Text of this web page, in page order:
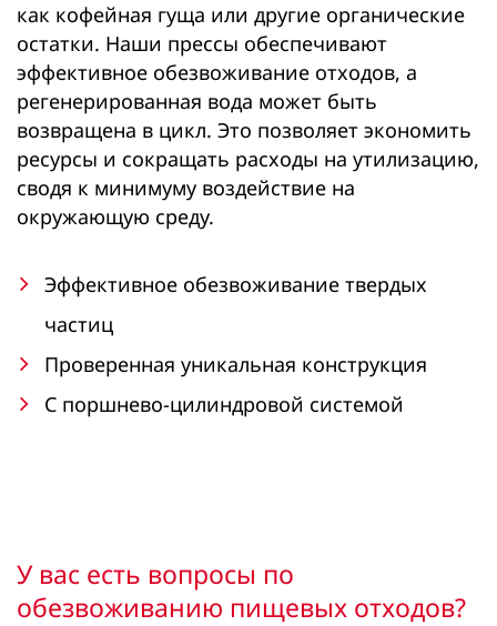
как кофейная гуща или другие органические
остатки. Наши прессы обеспечивают
эффективное обезвоживание отходов, а
регенерированная вода может быть
возвращена в цикл. Это позволяет экономить
ресурсы и сокращать расходы на утилизацию,
сводя к минимуму воздействие на
окружающую среду.
Эффективное обезвоживание твердых
частиц
Проверенная уникальная конструкция
С поршнево-цилиндровой системой
У вас есть вопросы по
обезвоживанию пищевых отходов?